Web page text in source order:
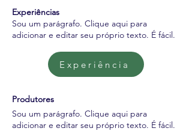
Sou um parágrafo. Clique aqui para
adicionar e editar seu próprio texto. É fácil.
Experiência
Experiências
Produtores
Sou um parágrafo. Clique aqui para
adicionar e editar seu próprio texto. É fácil.